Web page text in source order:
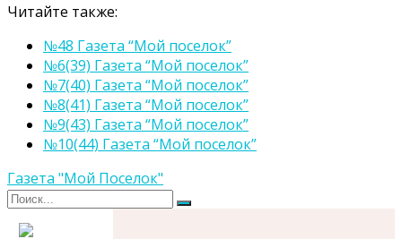
Читайте также:
№48 Газета “Мой поселок”
№6(39) Газета “Мой поселок”
№7(40) Газета “Мой поселок”
№8(41) Газета “Мой поселок”
№9(43) Газета “Мой поселок”
№10(44) Газета “Мой поселок”
Газета "Мой Поселок"
Поиск
Поиск